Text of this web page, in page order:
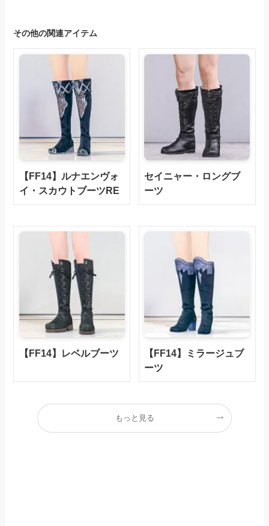
その他の関連アイテム
【FF14】ルナエンヴォ
イ・スカウトブーツRE
セイニャー・ロングブ
ーツ
【FF14】レベルブーツ
【FF14】ミラージュブ
ーツ
もっと見る